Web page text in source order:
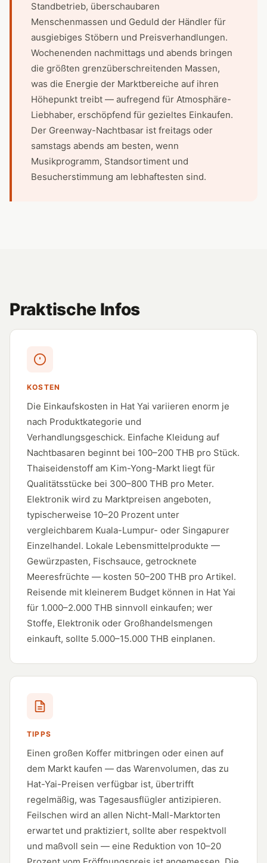
Standbetrieb, überschaubaren
Menschenmassen und Geduld der Händler für
ausgiebiges Stöbern und Preisverhandlungen.
Wochenenden nachmittags und abends bringen
die größten grenzüberschreitenden Massen,
was die Energie der Marktbereiche auf ihren
Höhepunkt treibt — aufregend für Atmosphäre-
Liebhaber, erschöpfend für gezieltes Einkaufen.
Der Greenway-Nachtbasar ist freitags oder
samstags abends am besten, wenn
Musikprogramm, Standsortiment und
Besucherstimmung am lebhaftesten sind.
Praktische Infos
KOSTEN
Die Einkaufskosten in Hat Yai variieren enorm je
nach Produktkategorie und
Verhandlungsgeschick. Einfache Kleidung auf
Nachtbasaren beginnt bei 100–200 THB pro Stück.
Thaiseidenstoff am Kim-Yong-Markt liegt für
Qualitätsstücke bei 300–800 THB pro Meter.
Elektronik wird zu Marktpreisen angeboten,
typischerweise 10–20 Prozent unter
vergleichbarem Kuala-Lumpur- oder Singapurer
Einzelhandel. Lokale Lebensmittelprodukte —
Gewürzpasten, Fischsauce, getrocknete
Meeresfrüchte — kosten 50–200 THB pro Artikel.
Reisende mit kleinerem Budget können in Hat Yai
für 1.000–2.000 THB sinnvoll einkaufen; wer
Stoffe, Elektronik oder Großhandelsmengen
einkauft, sollte 5.000–15.000 THB einplanen.
TIPPS
Einen großen Koffer mitbringen oder einen auf
dem Markt kaufen — das Warenvolumen, das zu
Hat-Yai-Preisen verfügbar ist, übertrifft
regelmäßig, was Tagesausflügler antizipieren.
Feilschen wird an allen Nicht-Mall-Marktorten
erwartet und praktiziert, sollte aber respektvoll
und maßvoll sein — eine Reduktion von 10–20